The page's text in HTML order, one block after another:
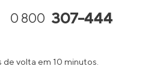
0 800 307-444
de volta em 10 minutos.